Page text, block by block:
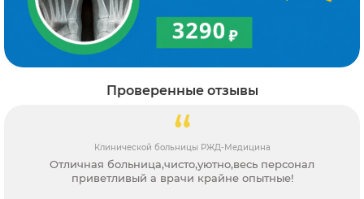
Проверенные отзывы
Клинической больницы РЖД-Медицина
Отличная больница,чисто,уютно,весь персонал
приветливый а врачи крайне опытные!